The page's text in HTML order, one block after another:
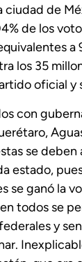
ciudad de
de los
a
los 35
oficial y
con
se deben
estado,
se ganó la
todos se
y